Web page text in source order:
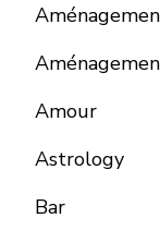
Amour
Astrology
Bar